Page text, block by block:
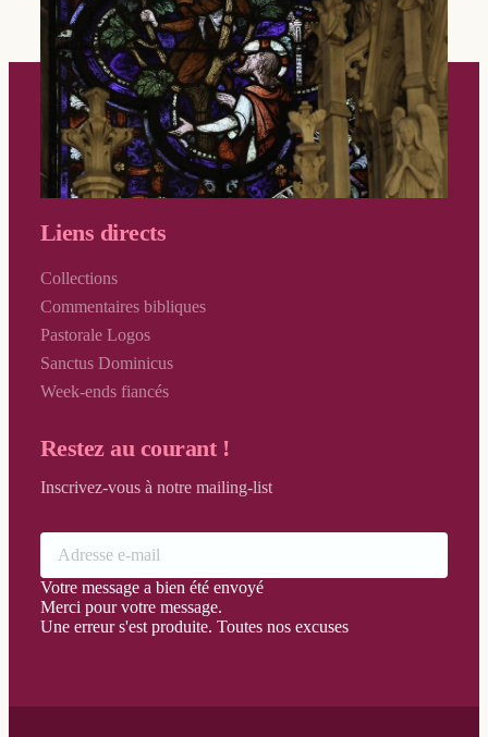
Liens directs
Collections
Commentaires bibliques
Pastorale Logos
Sanctus Dominicus
Week-ends fiancés
Restez au courant !
Inscrivez-vous à notre mailing-list
Votre message a bien été envoyé
Merci pour votre message.
Une erreur s'est produite. Toutes nos excuses